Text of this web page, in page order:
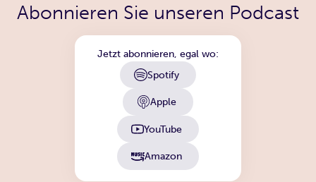
Abonnieren Sie unseren Podcast
Jetzt abonnieren, egal wo:
Spotify
Apple
YouTube
Amazon